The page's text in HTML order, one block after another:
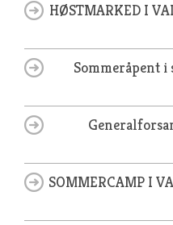
HØSTMARKED I
Sommeråpent
SOMMERCAMP I